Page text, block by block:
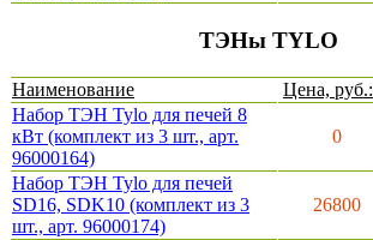
ТЭНы TYLO
Наименование Цена, руб.:
Набор ТЭН Tylo для печей 8
кВт (комплект из 3 шт., арт.
96000164)
0
Набор ТЭН Tylo для печей
SD16, SDK10 (комплект из 3
шт., арт. 96000174)
26800